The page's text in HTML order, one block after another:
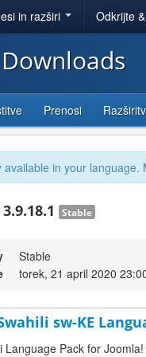
in razširi Odkrijte
Prenosi
in your
Stable
Stable
torek, 21 april 2020
sw-KE
Language Pack for